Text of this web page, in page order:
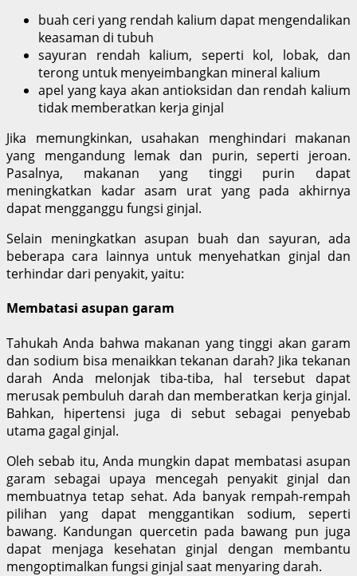
buah ceri yang rendah kalium dapat mengendalikan
keasaman di tubuh
sayuran rendah kalium, seperti kol, lobak, dan
terong untuk menyeimbangkan mineral kalium
apel yang kaya akan antioksidan dan rendah kalium
tidak memberatkan kerja ginjal
Jika memungkinkan, usahakan menghindari makanan
yang mengandung lemak dan purin, seperti jeroan.
Pasalnya, makanan yang tinggi purin dapat
meningkatkan kadar asam urat yang pada akhirnya
dapat mengganggu fungsi ginjal.
Selain meningkatkan asupan buah dan sayuran, ada
beberapa cara lainnya untuk menyehatkan ginjal dan
terhindar dari penyakit, yaitu:
Membatasi asupan garam
Tahukah Anda bahwa makanan yang tinggi akan garam
dan sodium bisa menaikkan tekanan darah? Jika tekanan
darah Anda melonjak tiba-tiba, hal tersebut dapat
merusak pembuluh darah dan memberatkan kerja ginjal.
Bahkan, hipertensi juga di sebut sebagai penyebab
utama gagal ginjal.
Oleh sebab itu, Anda mungkin dapat membatasi asupan
garam sebagai upaya mencegah penyakit ginjal dan
membuatnya tetap sehat. Ada banyak rempah-rempah
pilihan yang dapat menggantikan sodium, seperti
bawang. Kandungan quercetin pada bawang pun juga
dapat menjaga kesehatan ginjal dengan membantu
mengoptimalkan fungsi ginjal saat menyaring darah.